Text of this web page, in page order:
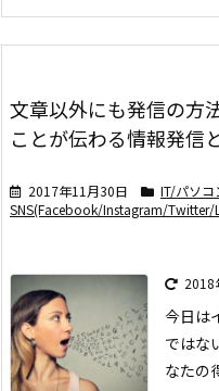
文章以外にも発信の方
ことが伝わる情報発信
2017年11月30日 IT/パソコ
SNS(Facebook/Instagram/Twitter/
2018
今日は
ではな
なたの